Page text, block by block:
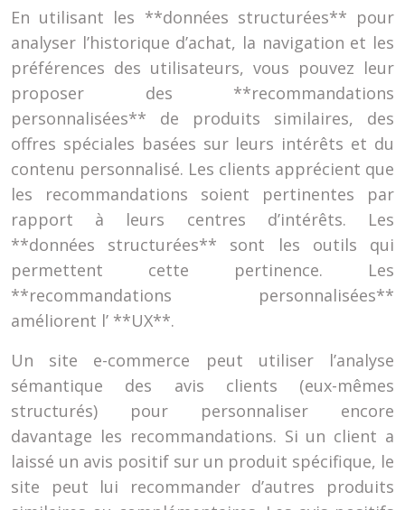
En utilisant les **données structurées** pour
analyser l’historique d’achat, la navigation et les
préférences des utilisateurs, vous pouvez leur
proposer des **recommandations
personnalisées** de produits similaires, des
offres spéciales basées sur leurs intérêts et du
contenu personnalisé. Les clients apprécient que
les recommandations soient pertinentes par
rapport à leurs centres d’intérêts. Les
**données structurées** sont les outils qui
permettent cette pertinence. Les
**recommandations personnalisées**
améliorent l’ **UX**.
Un site e-commerce peut utiliser l’analyse
sémantique des avis clients (eux-mêmes
structurés) pour personnaliser encore
davantage les recommandations. Si un client a
laissé un avis positif sur un produit spécifique, le
site peut lui recommander d’autres produits